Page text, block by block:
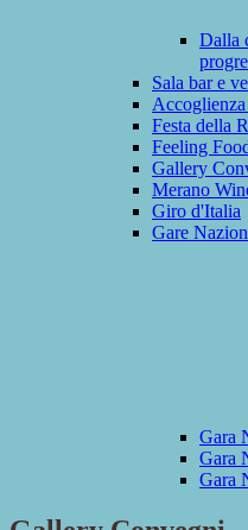
Dalla
Sala bar e
Festa della
Feeling
Gallery
Merano
Giro d'Italia
Gare
Gara
Gara
Gara